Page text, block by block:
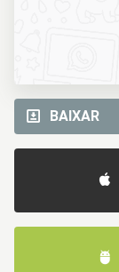
BAIXAR